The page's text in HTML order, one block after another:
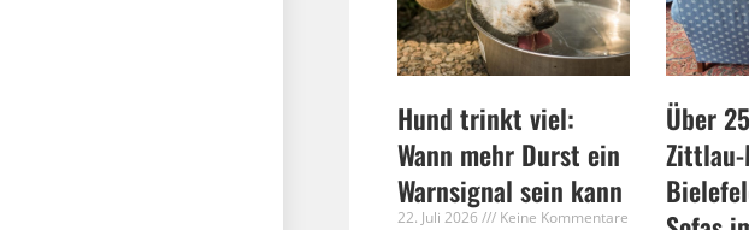
Hund trinkt viel:
Wann mehr Durst ein
Warnsignal sein kann
22. Juli 2026 Keine Kommentare
Über